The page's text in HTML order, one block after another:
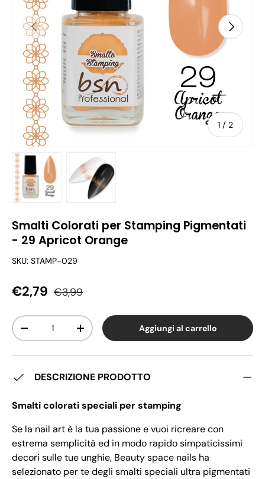
Indietro
1 / di
2
Avanti
Smalti Colorati per Stamping Pigmentati
- 29 Apricot Orange
SKU: STAMP-029
Prezzo di vendita
€2,79 Prezzo normale
€3,99
Q.tà
Diminuire la quantitàAumenta la quantitàAggiungi al carrello
DESCRIZIONE PRODOTTO
Smalti colorati speciali per stamping
Se la nail art è la tua passione e vuoi ricreare con
estrema semplicità ed in modo rapido simpaticissimi
decori sulle tue unghie, Beauty space nails ha
selezionato per te degli smalti speciali ultra pigmentati